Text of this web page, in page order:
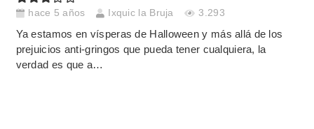
hace 5 años Ixquic la Bruja 3.293
Ya estamos en vísperas de Halloween y más allá de los
prejuicios anti-gringos que pueda tener cualquiera, la
verdad es que a…